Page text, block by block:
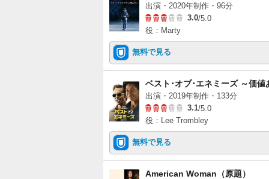
出演・2020年制作・96分
3.0/5.0
役：Marty
無料で見る
ベスト･オブ･エネミーズ ～価値
出演・2019年制作・133分
3.1/5.0
役：Lee Trombley
無料で見る
American Woman（原題）